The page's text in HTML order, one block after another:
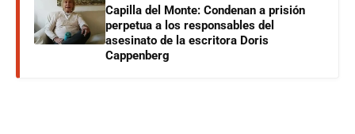
Capilla del Monte: Condenan a prisión
perpetua a los responsables del
asesinato de la escritora Doris
Cappenberg